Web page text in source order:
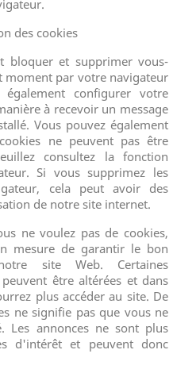
des cookies
bloquer et supprimer vous-
moment par votre navigateur
configurer votre
à recevoir un message
Vous pouvez également
ne peuvent pas être
consultez la fonction
Si vous supprimez les
cela peut avoir des
de notre site internet.
ne voulez pas de cookies,
mesure de garantir le bon
site Web. Certaines
être altérées et dans
plus accéder au site. De
ne signifie pas que vous ne
Les annonces ne sont plus
d'intérêt et peuvent donc